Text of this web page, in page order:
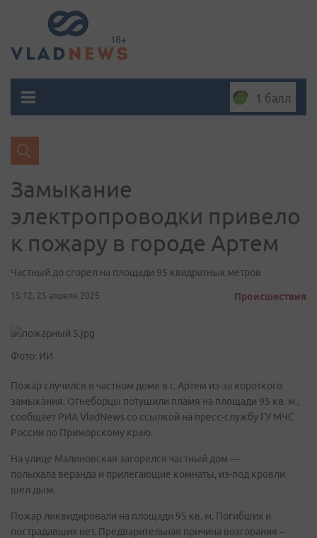
1 балл
Замыкание
электропроводки привело
к пожару в городе Артем
Частный до сгорел на площади 95 квадратных метров
15:12, 25 апреля 2025 Происшествия
Фото: ИИ
Пожар случился в частном доме в г. Артем из-за короткого
замыкания. Огнеборцы потушили пламя на площади 95 кв. м.,
сообщает РИА VladNews со ссылкой на пресс-службу ГУ МЧС
России по Приморскому краю.
На улице Малиновская загорелся частный дом —
полыхала веранда и прилегающие комнаты, из-под кровли
шел дым.
Пожар ликвидировали на площади 95 кв. м. Погибших и
пострадавших нет. Предварительная причина возгорания –